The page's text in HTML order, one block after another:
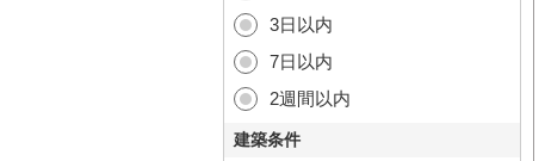
3日以内
7日以内
2週間以内
建築条件